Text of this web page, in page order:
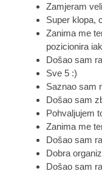
Zamjeram
Super klopa,
Zanima me
pozicionira
Došao sam
Sve 5 :)
Saznao sam
Došao sam
Pohvaljujem
Zanima me
Došao sam
Dobra
Došao sam